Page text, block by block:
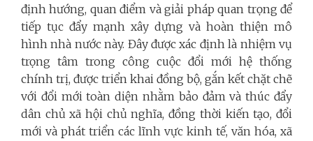
định hướng, quan điểm và giải pháp quan trọng để
tiếp tục đẩy mạnh xây dựng và hoàn thiện mô
hình nhà nước này. Đây được xác định là nhiệm vụ
trọng tâm trong công cuộc đổi mới hệ thống
chính trị, được triển khai đồng bộ, gắn kết chặt chẽ
với đổi mới toàn diện nhằm bảo đảm và thúc đẩy
dân chủ xã hội chủ nghĩa, đồng thời kiến tạo, đổi
mới và phát triển các lĩnh vực kinh tế, văn hóa, xã